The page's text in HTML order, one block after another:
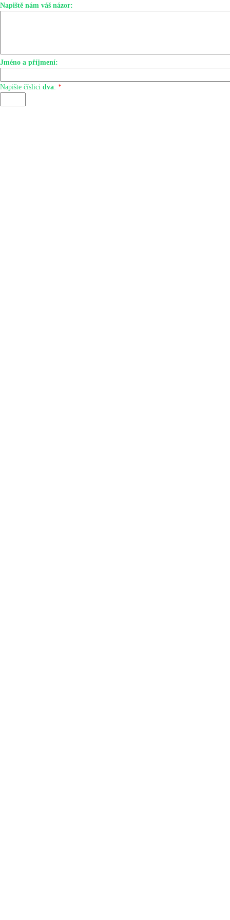
Napiště nám váš názor:
Jméno a příjmení:
Napište číslici dva: *